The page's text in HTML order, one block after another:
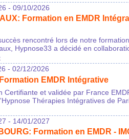
- 09/10/2026
Formation en EMDR
rencontré lors de notre
Hypnose33 a décidé en
- 02/12/2026
EMDR Intégrative
Certifiante et validée par France
Thérapies Intégratives de
- 14/01/2027
Formation en EMDR -